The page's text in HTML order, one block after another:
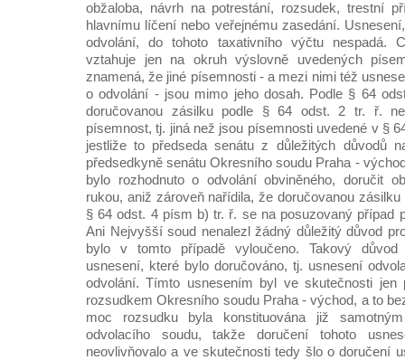
obžaloba, návrh na potrestání, rozsudek, trestní
hlavnímu líčení nebo veřejnému zasedání.
odvolání, do tohoto taxativního výčtu nespadá.
vztahuje jen na okruh výslovně uvedených
znamená, že jiné písemnosti - a mezi nimi též
o odvolání - jsou mimo jeho dosah. Podle § 64
doručovanou zásilku podle § 64 odst. 2 tr. ř.
písemnost, tj. jiná než jsou písemnosti uvedené v §
jestliže to předseda senátu z důležitých důvodů
předsedkyně senátu Okresního soudu Praha -
bylo rozhodnuto o odvolání obviněného, doručit
rukou, aniž zároveň nařídila, že doručovanou
§ 64 odst. 4 písm b) tr. ř. se na posuzovaný případ
Ani Nejvyšší soud nenalezl žádný důležitý důvod
bylo v tomto případě vyloučeno. Takový
usnesení, které bylo doručováno, tj. usnesení
odvolání. Tímto usnesením byl ve skutečnosti jen
rozsudkem Okresního soudu Praha - východ, a to
moc rozsudku byla konstituována již
odvolacího soudu, takže doručení tohoto
neovlivňovalo a ve skutečnosti tedy šlo o doručení